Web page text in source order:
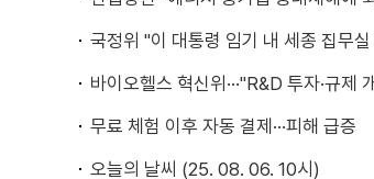
국정위 "이 대통령 임기 내 세종 집무
바이오헬스 혁신위···"R&D 투자·규제
무료 체험 이후 자동 결제···피해 급증
오늘의 날씨 (25. 08. 06. 10시)